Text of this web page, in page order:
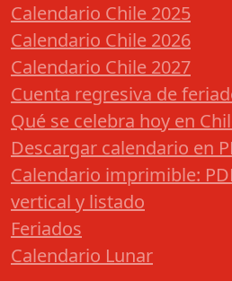
Calendario Chile 2025
Calendario Chile 2026
Calendario Chile 2027
Cuenta regresiva de
Qué se celebra hoy en
Descargar calendario en
Calendario imprimible:
vertical y listado
Feriados
Calendario Lunar